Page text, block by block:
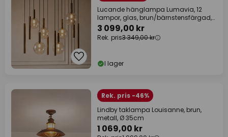
Lucande hänglampa Lumavia, 12
lampor, glas, brun/bärnstensfärgad,
G9
3 099,00 kr
Rek. pris3 349,00 kr
I lager
Rek. pris -46%
Lindby taklampa Louisanne, brun,
metall, Ø 35cm
1 069,00 kr